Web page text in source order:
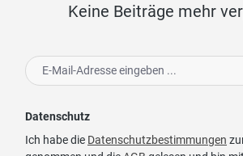
Keine Beiträge mehr
Datenschutz
Ich habe die Datenschutzbestimmungen